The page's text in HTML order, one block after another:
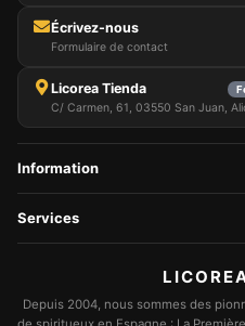
Écrivez-nous
Formulaire de contact
Licorea Tienda
C/ Carmen, 61, 03550 San Juan,
Information
Services
Depuis 2004, nous sommes des